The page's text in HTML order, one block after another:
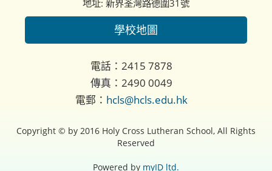
地址: 新界荃灣路德圍31號
學校地圖
電話：2415 7878
傳真：2490 0049
電郵： hcls@hcls.edu.hk
Copyright © by 2016 Holy Cross Lutheran School, All Rights
Reserved
Powered by myID ltd.